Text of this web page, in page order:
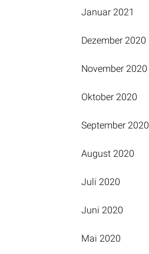
Januar 2021
Dezember 2020
November 2020
Oktober 2020
September 2020
August 2020
Juli 2020
Juni 2020
Mai 2020